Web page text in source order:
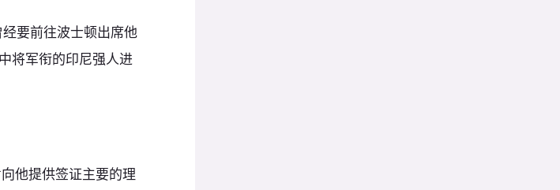
要前往波士顿出席他
将军衔的印尼强人进
他提供签证主要的理